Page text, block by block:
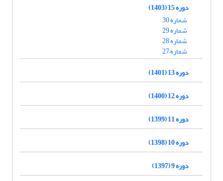
دوره 15 (1403)
شماره 30
شماره 29
شماره 28
شماره 27
دوره 13 (1401)
دوره 12 (1400)
دوره 11 (1399)
دوره 10 (1398)
دوره 9 (1397)